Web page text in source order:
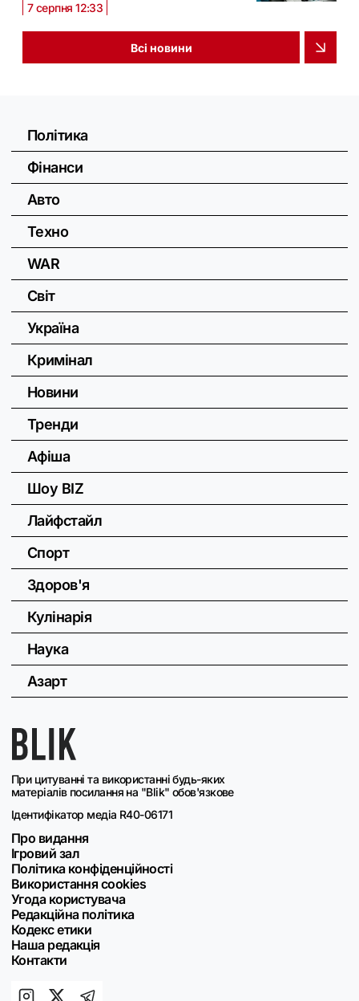
7 серпня 12:33
Всі новини
При цитуванні та використанні будь-яких
матеріалів посилання на "Blik" обов'язкове
Ідентифікатор медіа R40-06171
Про видання
Ігровий зал
Політика конфіденційності
Використання cookies
Угода користувача
Редакційна політика
Кодекс етики
Наша редакція
Контакти
Політика
Фінанси
Авто
Техно
WAR
Світ
Україна
Кримінал
Новини
Тренди
Афіша
Шоу BIZ
Лайфстайл
Спорт
Здоров'я
Кулінарія
Наука
Азарт